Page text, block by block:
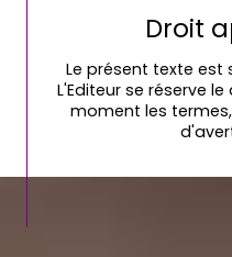
Droit
Le présent texte est
L'Editeur se réserve
moment les